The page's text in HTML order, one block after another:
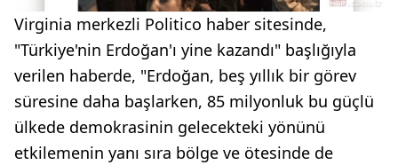
Virginia merkezli Politico haber sitesinde,
"Türkiye'nin Erdoğan'ı yine kazandı" başlığıyla
verilen haberde, "Erdoğan, beş yıllık bir görev
süresine daha başlarken, 85 milyonluk bu güçlü
ülkede demokrasinin gelecekteki yönünü
etkilemenin yanı sıra bölge ve ötesinde de